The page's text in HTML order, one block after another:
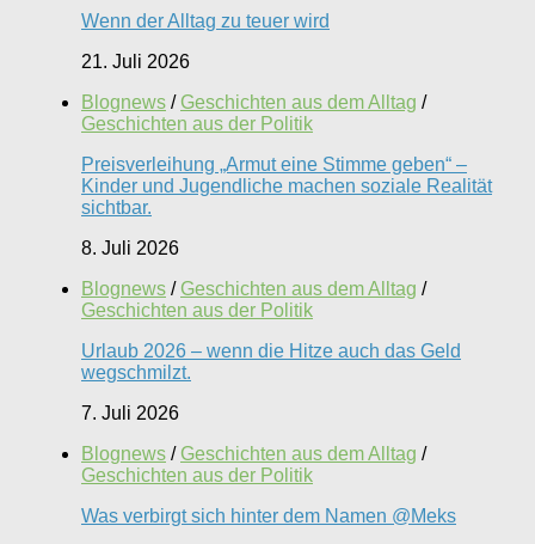
Wenn der Alltag zu teuer wird
21. Juli 2026
Blognews / Geschichten aus dem Alltag /
Geschichten aus der Politik
Preisverleihung „Armut eine Stimme geben“ –
Kinder und Jugendliche machen soziale Realität
sichtbar.
8. Juli 2026
Blognews / Geschichten aus dem Alltag /
Geschichten aus der Politik
Urlaub 2026 – wenn die Hitze auch das Geld
wegschmilzt.
7. Juli 2026
Blognews / Geschichten aus dem Alltag /
Geschichten aus der Politik
Was verbirgt sich hinter dem Namen @Meks